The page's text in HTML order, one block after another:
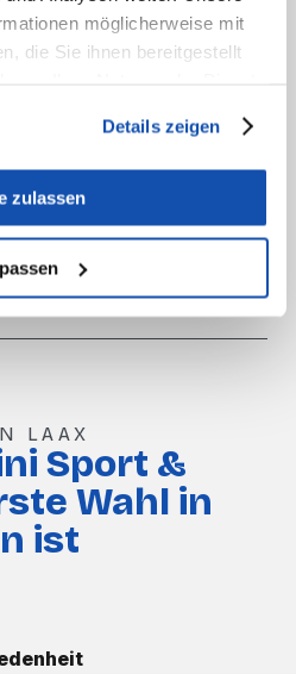
möglicherweise mit
die Sie ihnen bereitgestellt
Details zeigen
zulassen
Studio
LAAX
Sport &
Wahl in
ist